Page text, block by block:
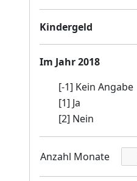
Kindergeld
Im Jahr 2018
[-1] Kein Angabe
[1] Ja
[2] Nein
Anzahl Monate